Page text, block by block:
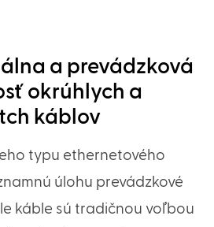
a prevádzková
okrúhlych a
káblov
typu ethernetového
úlohu prevádzkové
káble sú tradičnou voľbou